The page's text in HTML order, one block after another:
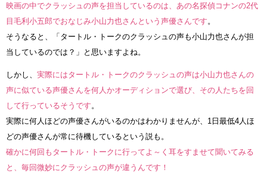
映画の中でクラッシュの声を担当しているのは、あの名探偵コナンの2代
目毛利小五郎でおなじみ小山力也さんという声優さんです。
そうなると、「タートル・トークのクラッシュの声も小山力也さんが担
当しているのでは？」と思いますよね。
しかし、 実際にはタートル・トークのクラッシュの声は小山力也さんの
声に似ている声優さんを何人かオーディションで選び、その人たちを回
して行っているそうです。
実際に何人ほどの声優さんがいるのかはわかりませんが、1日最低4人ほ
どの声優さんが常に待機しているという説も。
確かに何回もタートル・トークに行ってよ～く耳をすませて聞いてみる
と、毎回微妙にクラッシュの声が違うんです！